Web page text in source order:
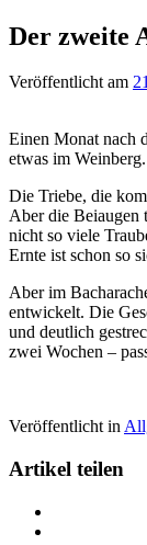
Der zweite
Veröffentlicht am
Einen Monat nach
etwas im Weinberg.
Die Triebe, die
Aber die Beiaugen
nicht so viele
Ernte ist schon so
Aber im
entwickelt. Die
und deutlich
zwei Wochen –
Veröffentlicht in
Artikel teilen